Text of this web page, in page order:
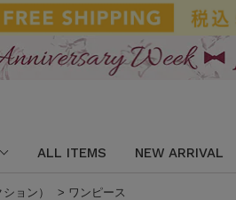
ALL ITEMS NEW ARRIVAL
ョン） > ワンピース